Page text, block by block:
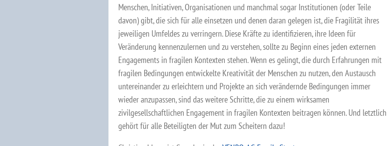
Menschen, Initiativen, Organisationen und manchmal sogar Institutionen (oder Teile
davon) gibt, die sich für alle einsetzen und denen daran gelegen ist, die Fragilität ihres
jeweiligen Umfeldes zu verringern. Diese Kräfte zu identifizieren, ihre Ideen für
Veränderung kennenzulernen und zu verstehen, sollte zu Beginn eines jeden externen
Engagements in fragilen Kontexten stehen. Wenn es gelingt, die durch Erfahrungen mit
fragilen Bedingungen entwickelte Kreativität der Menschen zu nutzen, den Austausch
untereinander zu erleichtern und Projekte an sich verändernde Bedingungen immer
wieder anzupassen, sind das weitere Schritte, die zu einem wirksamen
zivilgesellschaftlichen Engagement in fragilen Kontexten beitragen können. Und letztlich
gehört für alle Beteiligten der Mut zum Scheitern dazu!